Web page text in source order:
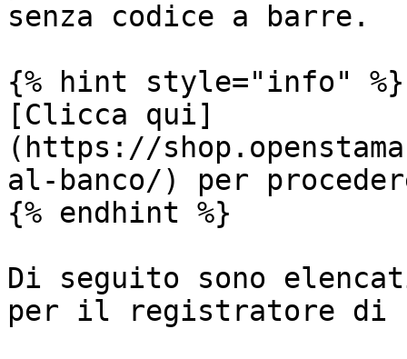
senza codice a barre.
{% hint style="info" %}
[Clicca qui]
(https://
al-banco/) per
{% endhint %}
Di seguito sono
per il registratore di